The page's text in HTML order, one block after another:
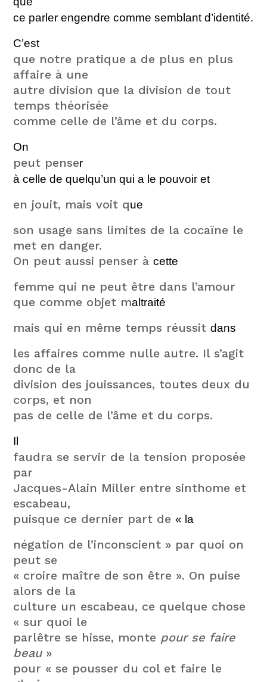
ce parler engendre comme semblant d’identité.
C’est
que notre pratique a de plus en plus
affaire à une
autre division que la division de tout
temps théorisée
comme celle de l’âme et du corps.
On
peut penser
à celle de quelqu’un qui a le pouvoiret
en jouit, mais voit que
son usage sans limites de la cocaïne le
met en danger.
On peut aussi penser àcette
femme qui ne peut être dans l’amour
que comme objet maltraité
mais qui en même temps réussitdans
les affaires comme nulle autre. Il s’agit
donc de la
division des jouissances, toutes deux du
corps, et non
pas de celle de l’âme et du corps.
Il
faudra se servir de la tension proposée
par
Jacques-Alain Miller entre sinthome et
escabeau,
puisque ce dernier part de« la
négation de l’inconscient » par quoi on
peut se
« croire maître de son être ». On puise
alors de la
culture un escabeau, ce quelque chose
« sur quoi le
parlêtre se hisse, monte pour se faire
beau»
pour « se pousser du col et faire le